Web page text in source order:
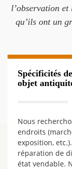
l’observation
qu’ils ont un
Spécificités
objet
Nous
endroits
exposition,
réparation de
état vendable.